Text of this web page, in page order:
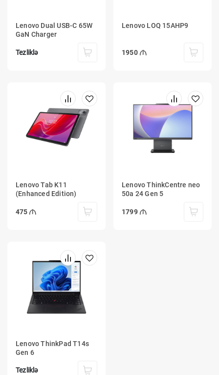
Lenovo Dual USB-C 65W
GaN Charger
Tezliklə
Lenovo LOQ 15AHP9
1950
Lenovo Tab K11
(Enhanced Edition)
475
Lenovo ThinkCentre neo
50a 24 Gen 5
1799
Lenovo ThinkPad T14s
Gen 6
Tezliklə